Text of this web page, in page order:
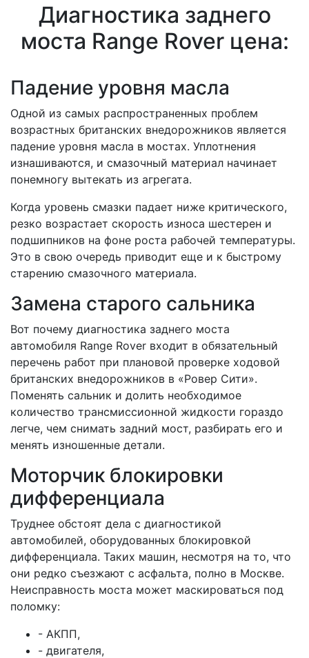
Диагностика заднего
моста Range Rover цена:
Падение уровня масла
Одной из самых распространенных проблем
возрастных британских внедорожников является
падение уровня масла в мостах. Уплотнения
изнашиваются, и смазочный материал начинает
понемногу вытекать из агрегата.
Когда уровень смазки падает ниже критического,
резко возрастает скорость износа шестерен и
подшипников на фоне роста рабочей температуры.
Это в свою очередь приводит еще и к быстрому
старению смазочного материала.
Замена старого сальника
Вот почему диагностика заднего моста
автомобиля Range Rover входит в обязательный
перечень работ при плановой проверке ходовой
британских внедорожников в «Ровер Сити».
Поменять сальник и долить необходимое
количество трансмиссионной жидкости гораздо
легче, чем снимать задний мост, разбирать его и
менять изношенные детали.
Моторчик блокировки
дифференциала
Труднее обстоят дела с диагностикой
автомобилей, оборудованных блокировкой
дифференциала. Таких машин, несмотря на то, что
они редко съезжают с асфальта, полно в Москве.
Неисправность моста может маскироваться под
поломку:
- АКПП,
- двигателя,